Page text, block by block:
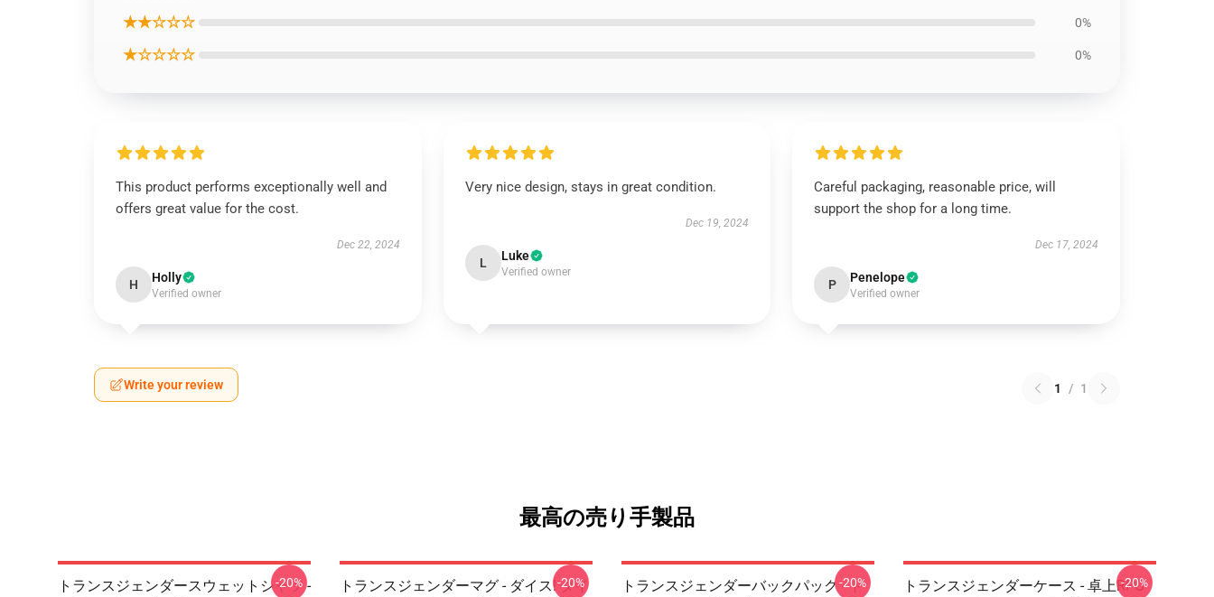
★★☆☆☆ 0%
★☆☆☆☆ 0%
This product performs exceptionally well and
offers great value for the cost.
Dec 22, 2024
H Holly
Verified owner
Very nice design, stays in great condition.
Dec 19, 2024
L Luke
Verified owner
Careful packaging, reasonable price, will
support the shop for a long time.
Dec 17, 2024
P Penelope
Verified owner
Write your review 1 / 1
最高の売り手製品
トランスジェンダースウェットシャツ -
-20%
トランスジェンダーマグ - ダイス! ダイ
-20%
トランスジェンダーバックパック - ト
-20%
トランスジェンダーケース - 卓上RPG
-20%